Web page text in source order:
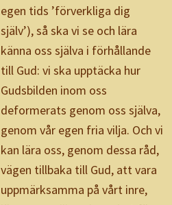
egen tids ’förverkliga dig
själv’), så ska vi se och lära
känna oss själva i förhållande
till Gud: vi ska upptäcka hur
Gudsbilden inom oss
deformerats genom oss själva,
genom vår egen fria vilja. Och vi
kan lära oss, genom dessa råd,
vägen tillbaka till Gud, att vara
uppmärksamma på vårt inre,